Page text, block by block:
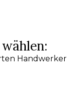
Handwerker